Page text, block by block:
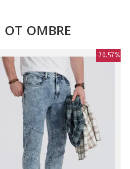
OMBRE
-70.57%